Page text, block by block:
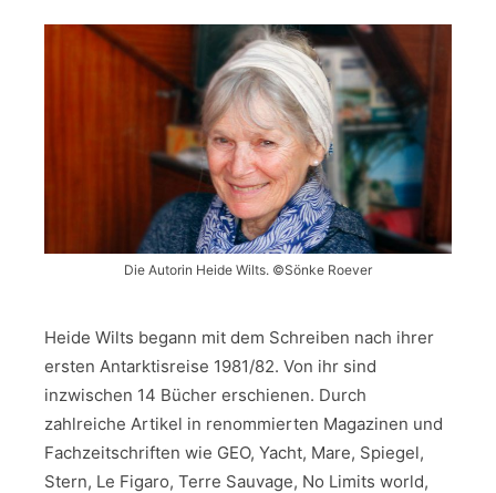
Die Autorin Heide Wilts. ©Sönke Roever
Heide Wilts begann mit dem Schreiben nach ihrer
ersten Antarktisreise 1981/82. Von ihr sind
inzwischen 14 Bücher erschienen. Durch
zahlreiche Artikel in renommierten Magazinen und
Fachzeitschriften wie GEO, Yacht, Mare, Spiegel,
Stern, Le Figaro, Terre Sauvage, No Limits world,